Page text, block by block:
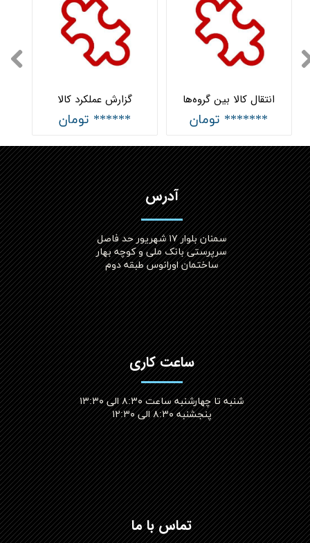
گزارش عملکرد کالا
****** تومان
انتقال کالا بین گروه‌ها
******* تومان
آدرس
سمنان بلوار ۱۷ شهریور حد فاصل
سرپرستی بانک ملی و کوچه بهار
ساختمان اورانوس طبقه دوم
ساعت کاری
شنبه تا چهارشنبه ساعت ۸:۳۰ الی ۱۳:۳۰
پنجشنبه ۸:۳۰ الی ۱۲:۳۰​​​​​​​
تماس با ما